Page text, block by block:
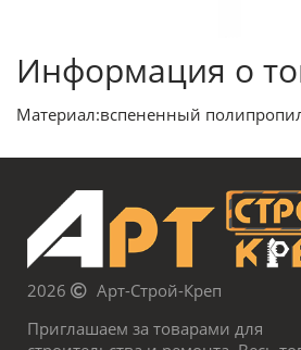
Информация о
Материал:вспененный
2026
Арт-Строй-Креп
Приглашаем за товарами для